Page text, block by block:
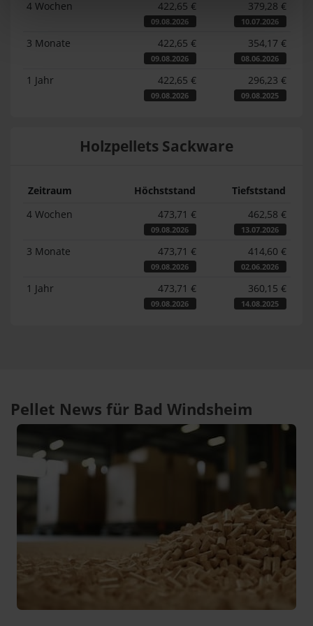
4 Wochen
422,65 €
09.08.2026
379,28 €
10.07.2026
3 Monate 422,65 €
09.08.2026
354,17 €
08.06.2026
1 Jahr 422,65 €
09.08.2026
296,23 €
09.08.2025
Holzpellets Sackware
Zeitraum Höchststand
Tiefststand
4 Wochen
473,71 €
09.08.2026
462,58 €
13.07.2026
3 Monate 473,71 €
09.08.2026
414,60 €
02.06.2026
1 Jahr 473,71 €
09.08.2026
360,15 €
14.08.2025
Pellet News für Bad Windsheim